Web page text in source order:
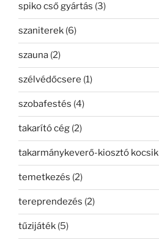
spiko cső gyártás (3)
szaniterek (6)
szauna (2)
szélvédőcsere (1)
szobafestés (4)
takarító cég (2)
takarmánykeverő-kiosztó kocsik
temetkezés (2)
tereprendezés (2)
tűzijáték (5)